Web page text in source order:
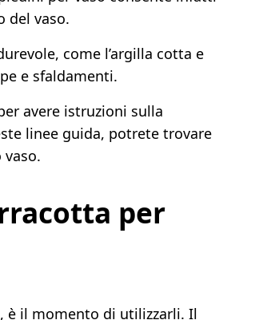
del vaso.
come l’argilla cotta e
e sfaldamenti.
avere istruzioni sulla
linee guida, potrete trovare
per
è il momento di utilizzarli. Il